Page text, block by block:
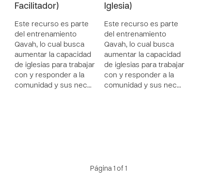
Facilitador)
Este recurso es parte
del entrenamiento
Qavah, lo cual busca
aumentar la capacidad
de iglesias para trabajar
con y responder a la
comunidad y sus nec…
Iglesia)
Este recurso es parte
del entrenamiento
Qavah, lo cual busca
aumentar la capacidad
de iglesias para trabajar
con y responder a la
comunidad y sus nec…
Página 1 of 1